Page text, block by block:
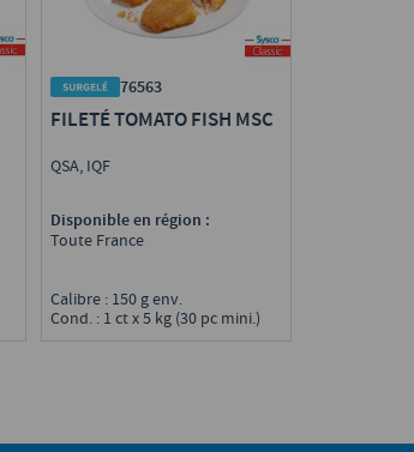
76563
FILETÉ TOMATO FISH MSC
QSA, IQF
Disponible en région :
Toute France
Calibre : 150 g env.
Cond. : 1 ct x 5 kg (30 pc mini.)